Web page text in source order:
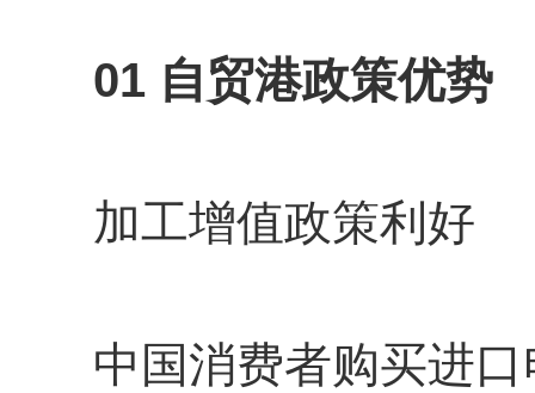
01 自贸港政策优势
加工增值政策利好
中国消费者购买进